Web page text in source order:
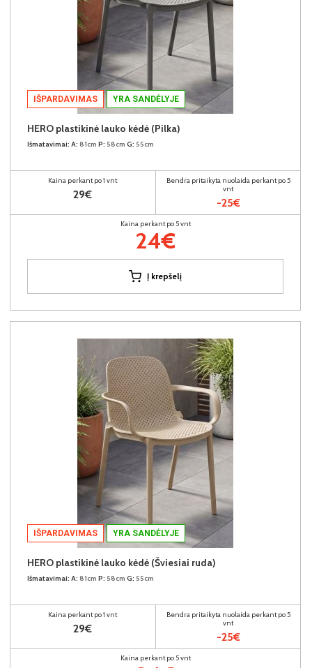
IŠPARDAVIMAS YRA SANDĖLYJE
HERO plastikinė lauko kėdė (Pilka)
Išmatavimai: A: 81cm P: 58cm G: 55cm
Kaina perkant po 1 vnt
29€
Bendra pritaikyta nuolaida perkant po 5
vnt
-25€
Kaina perkant po 5 vnt
24€
Į krepšelį
IŠPARDAVIMAS YRA SANDĖLYJE
HERO plastikinė lauko kėdė (Šviesiai ruda)
Išmatavimai: A: 81cm P: 58cm G: 55cm
Kaina perkant po 1 vnt
29€
Bendra pritaikyta nuolaida perkant po 5
vnt
-25€
Kaina perkant po 5 vnt